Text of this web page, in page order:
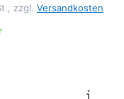
zzgl. Versandkosten